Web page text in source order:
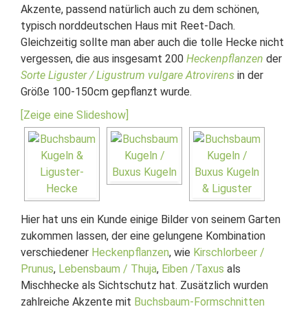
Akzente, passend natürlich auch zu dem schönen,
typisch norddeutschen Haus mit Reet-Dach.
Gleichzeitig sollte man aber auch die tolle Hecke nicht
vergessen, die aus insgesamt 200 Heckenpflanzen der
Sorte Liguster / Ligustrum vulgare Atrovirens in der
Größe 100-150cm gepflanzt wurde.
[Zeige eine Slideshow]
Hier hat uns ein Kunde einige Bilder von seinem Garten
zukommen lassen, der eine gelungene Kombination
verschiedener Heckenpflanzen, wie Kirschlorbeer /
Prunus, Lebensbaum / Thuja, Eiben /Taxus als
Mischhecke als Sichtschutz hat. Zusätzlich wurden
zahlreiche Akzente mit Buchsbaum-Formschnitten